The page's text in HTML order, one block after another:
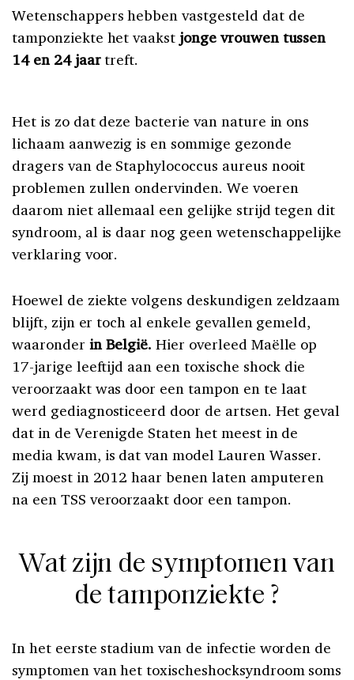
Wetenschappers hebben vastgesteld dat de
tamponziekte het vaakst jonge vrouwen tussen
14 en 24 jaartreft.
Het is zo dat deze bacterie van nature in ons
lichaam aanwezig is en sommige gezonde
dragers van de Staphylococcus aureus nooit
problemen zullen ondervinden. We voeren
daarom niet allemaal een gelijke strijd tegen dit
syndroom, al is daar nog geen wetenschappelijke
verklaring voor.
Hoewel de ziekte volgens deskundigen zeldzaam
blijft, zijn er toch al enkele gevallen gemeld,
waaronder in België.Hier overleed Maëlle op
17-jarige leeftijd aan een toxische shock die
veroorzaakt was door een tampon en te laat
werd gediagnosticeerd door de artsen. Het geval
dat in de Verenigde Staten het meest in de
media kwam, is dat van model Lauren Wasser.
Zij moest in 2012 haar benen laten amputeren
na een TSS veroorzaakt door een tampon.
Wat zijn de symptomen van
de tamponziekte ?
In het eerste stadium van de infectie worden de
symptomen van het toxischeshocksyndroom soms